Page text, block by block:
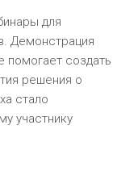
для
Демонстрация
помогает создать
решения о
стало
участнику